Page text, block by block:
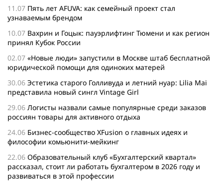
11.07 Пять лет AFUVA: как семейный проект стал
узнаваемым брендом
10.07 Вахрин и Гоцык: пауэрлифтинг Тюмени и как регион
принял Кубок России
02.07 «Новые люди» запустили в Москве штаб бесплатной
юридической помощи для одиноких матерей
30.06 Эстетика старого Голливуда и летний нуар: Lilia Mai
представила новый сингл Vintage Girl
29.06 Логисты назвали самые популярные среди заказов
россиян товары для активного отдыха
24.06 Бизнес-сообщество XFusion о главных идеях и
философии комьюнити-мейкинг
22.06 Образовательный клуб «Бухгалтерский квартал»
рассказал, стоит ли работать бухгалтером в 2026 году и
развиваться в этой профессии